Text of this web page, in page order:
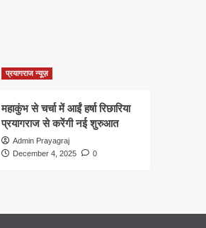
प्रयागराज न्यूज़
महाकुंभ से चर्चा में आईं हर्षा रिछारिया
प्रयागराज से करेंगी नई शुरुआत
Admin Prayagraj
December 4, 2025
0